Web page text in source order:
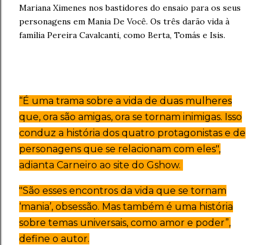
Mariana Ximenes nos bastidores do ensaio para os seus
personagens em Mania De Você. Os três darão vida à
família Pereira Cavalcanti, como Berta, Tomás e Isis.
“É uma trama sobre a vida de duas mulheres
que, ora são amigas, ora se tornam inimigas. Isso
conduz a história dos quatro protagonistas e de
personagens que se relacionam com eles",
adianta Carneiro ao site do Gshow.
"São esses encontros da vida que se tornam
‘mania’, obsessão. Mas também é uma história
sobre temas universais, como amor e poder”,
define o autor.